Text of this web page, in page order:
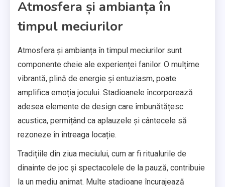
Atmosfera și ambianța în
timpul meciurilor
Atmosfera și ambianța în timpul meciurilor sunt
componente cheie ale experienței fanilor. O mulțime
vibrantă, plină de energie și entuziasm, poate
amplifica emoția jocului. Stadioanele încorporează
adesea elemente de design care îmbunătățesc
acustica, permițând ca aplauzele și cântecele să
rezoneze în întreaga locație.
Tradițiile din ziua meciului, cum ar fi ritualurile de
dinainte de joc și spectacolele de la pauză, contribuie
la un mediu animat. Multe stadioane încurajează